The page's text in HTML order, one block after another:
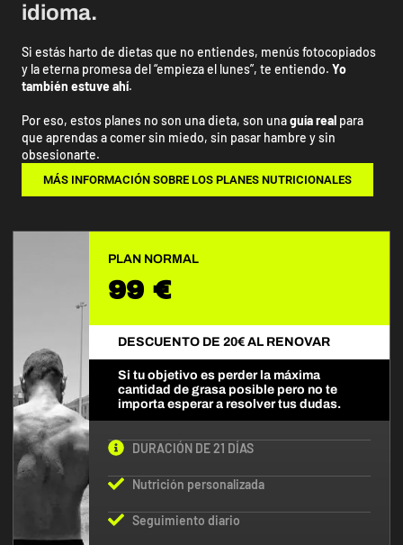
idioma.
Si estás harto de dietas que no entiendes, menús fotocopiados
y la eterna promesa del “empieza el lunes”, te entiendo. Yo
también estuve ahí.
Por eso, estos planes no son una dieta, son unaguía real para
que aprendas a comer sin miedo, sin pasar hambre y sin
obsesionarte.
MÁS INFORMACIÓN SOBRE LOS PLANES NUTRICIONALES
PLAN NORMAL
99 €
DESCUENTO DE 20€ AL RENOVAR
Si tu objetivo es perder la máxima
cantidad de grasa posible pero no te
importa esperar a resolver tus dudas.
DURACIÓN DE 21 DÍAS
Nutrición personalizada
Seguimiento diario